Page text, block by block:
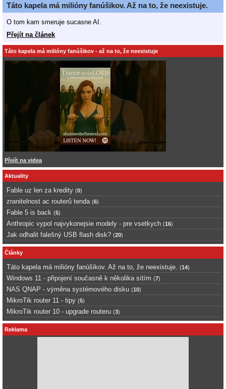
Táto kapela má milióny fanúšikov. Až na to, že neexistuje.
O tom kam smeruje sucasne AI.
Přejít na článek
Táto kapela má milióny fanúšikov - až na to, že neexistuje
Přejít na videa
Aktuality
Fable uz len za kredity (0)
zranitelnost ac routerů tenda (6)
Fable 5 is back (5)
Anthropic vypol najvykonejsie modely - pre vsetkych (16)
Jak odhalit falešný USB flash disk? (20)
Články
Táto kapela má milióny fanúšikov. Až na to, že neexistuje. (14)
Windows 11 - připojení současně k několika sítím (7)
NAS QNAP - výměna systémového disku (10)
MikroTik router 11 - tipy (5)
MikroTik router 10 - upgrade routeru (3)
Reklama